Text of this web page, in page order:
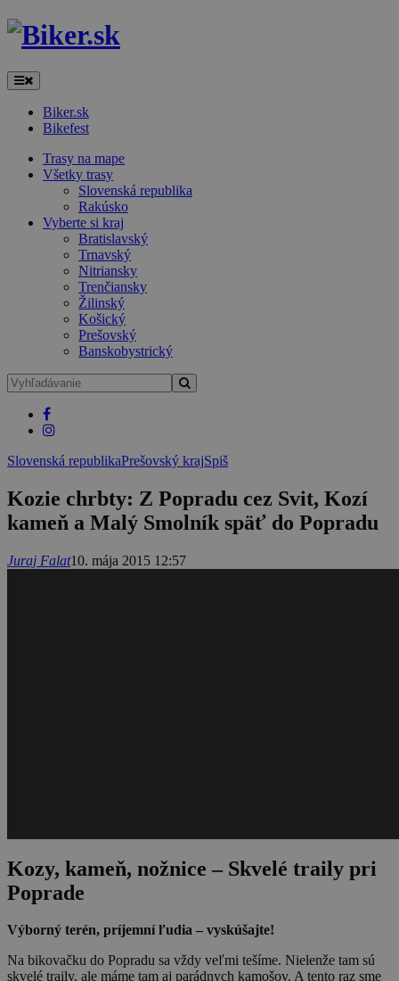
Biker.sk
Bikefest
Trasy na mape
Všetky trasy
Slovenská republika
Rakúsko
Vyberte si kraj
Bratislavský
Trnavský
Nitriansky
Trenčiansky
Žilinský
Košický
Prešovský
Banskobystrický
Slovenská republikaPrešovský krajSpiš
Kozie chrbty: Z Popradu cez Svit, Kozí
kameň a Malý Smolník späť do Popradu
Juraj Falat10. mája 2015 12:57
Kozy, kameň, nožnice – Skvelé traily pri
Poprade
Výborný terén, príjemní ľudia – vyskúšajte!
Na bikovačku do Popradu sa vždy veľmi tešíme. Nielenže tam sú
skvelé traily, ale máme tam aj parádnych kamošov. A tento raz sme